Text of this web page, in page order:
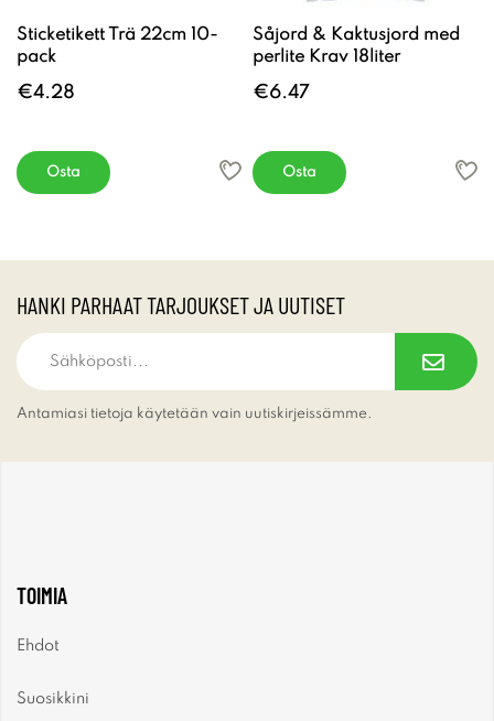
Sticketikett Trä 22cm 10-
pack
€4.28
Osta
Såjord & Kaktusjord med
perlite Krav 18liter
€6.47
Osta
HANKI PARHAAT TARJOUKSET JA UUTISET
Antamiasi tietoja käytetään vain uutiskirjeissämme.
TOIMIA
Ehdot
Suosikkini